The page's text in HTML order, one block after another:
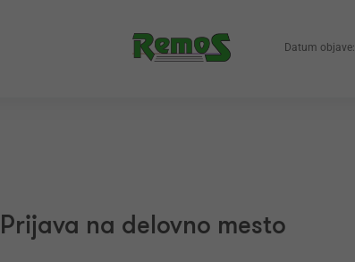
Datum objave:
Prijava na delovno mesto